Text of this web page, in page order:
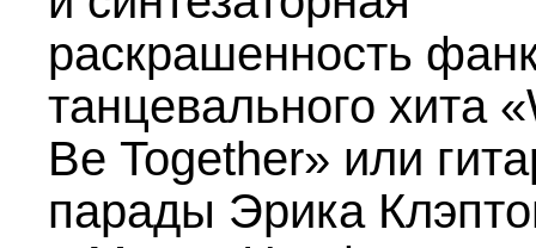
раскрашенность
танцевального хита
Bе Together» или
парады Эрика